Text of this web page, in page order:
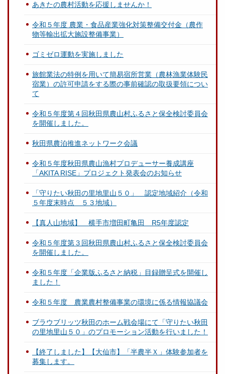
あきたの農村活動を応援しませんか！
令和５年度 農業・食品産業強化対策整備交付金（農作
物等輸出拡大施設整備事業）
ゴミゼロ運動を実施しました
旅館業法の特例を用いて簡易宿所営業（農林漁業体験民
宿業）の許可申請をする際の事前確認の取扱要領につい
て
令和５年度第４回秋田県農山村ふるさと保全検討委員会
を開催しました。
秋田県農泊推進ネットワーク会議
令和５年度秋田県農山漁村プロデューサー養成講座
「AKITA RISE」プロジェクト発表会のお知らせ
「守りたい秋田の里地里山５０」 認定地域紹介（令和
５年度末時点 ５３地域）
【真人山地域】 横手市増田町亀田 R5年度認定
令和５年度第３回秋田県農山村ふるさと保全検討委員会
を開催しました。
令和５年度「企業版ふるさと納税」目録贈呈式を開催し
ました！
令和５年度 農業農村整備事業の環境に係る情報協議会
ブラウブリッツ秋田のホーム戦会場にて「守りたい秋田
の里地里山５０」のプロモーション活動を行いました！
【終了しました】【大仙市】「半農半Ｘ」体験参加者を
募集します。